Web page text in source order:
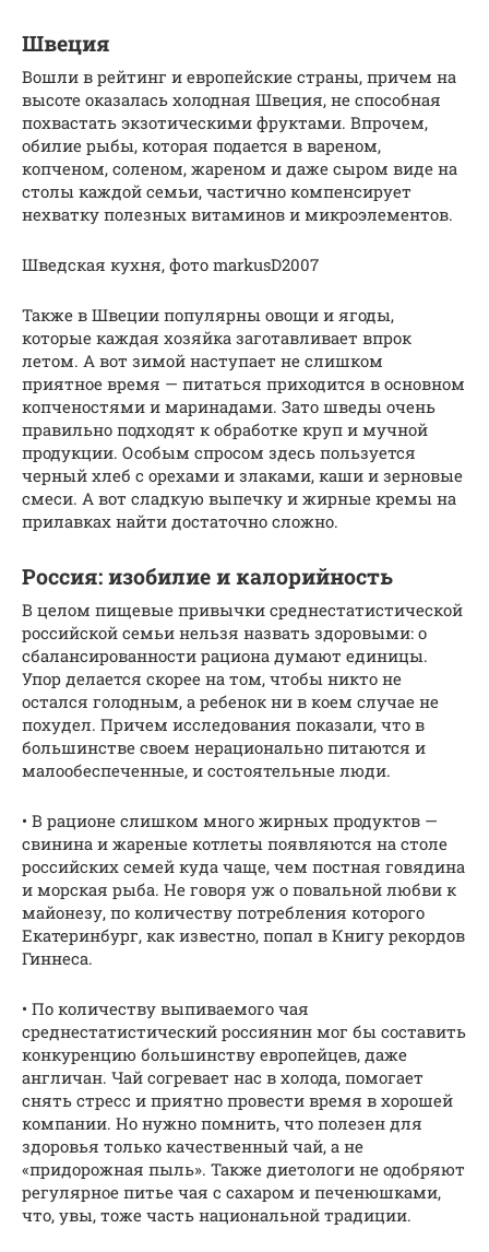
Швеция
Вошли в рейтинг и европейские страны, причем на
высоте оказалась холодная Швеция, не способная
похвастать экзотическими фруктами. Впрочем,
обилие рыбы, которая подается в вареном,
копченом, соленом, жареном и даже сыром виде на
столы каждой семьи, частично компенсирует
нехватку полезных витаминов и микроэлементов.
Шведская кухня, фото markusD2007
Также в Швеции популярны овощи и ягоды,
которые каждая хозяйка заготавливает впрок
летом. А вот зимой наступает не слишком
приятное время — питаться приходится в основном
копченостями и маринадами. Зато шведы очень
правильно подходят к обработке круп и мучной
продукции. Особым спросом здесь пользуется
черный хлеб с орехами и злаками, каши и зерновые
смеси. А вот сладкую выпечку и жирные кремы на
прилавках найти достаточно сложно.
Россия: изобилие и калорийность
В целом пищевые привычки среднестатистической
российской семьи нельзя назвать здоровыми: о
сбалансированности рациона думают единицы.
Упор делается скорее на том, чтобы никто не
остался голодным, а ребенок ни в коем случае не
похудел. Причем исследования показали, что в
большинстве своем нерационально питаются и
малообеспеченные, и состоятельные люди.
• В рационе слишком много жирных продуктов —
свинина и жареные котлеты появляются на столе
российских семей куда чаще, чем постная говядина
и морская рыба. Не говоря уж о повальной любви к
майонезу, по количеству потребления которого
Екатеринбург, как известно, попал в Книгу рекордов
Гиннеса.
• По количеству выпиваемого чая
среднестатистический россиянин мог бы составить
конкуренцию большинству европейцев, даже
англичан. Чай согревает нас в холода, помогает
снять стресс и приятно провести время в хорошей
компании. Но нужно помнить, что полезен для
здоровья только качественный чай, а не
«придорожная пыль». Также диетологи не одобряют
регулярное питье чая с сахаром и печенюшками,
что, увы, тоже часть национальной традиции.